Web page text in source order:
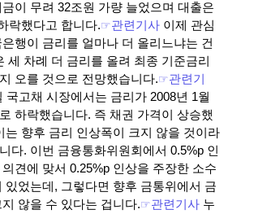
이 무려 32조원 가량 늘었으며 대출은
락했다고 합니다.☞관련기사 이제 관심
행이 금리를 얼마나 더 올리느냐는 건
세 차례 더 금리를 올려 최종 기준금리
오를 것으로 전망했습니다.☞관련기
국고채 시장에서는 금리가 2008년 1월
하락했습니다. 즉 채권 가격이 상승했
는 향후 금리 인상폭이 크지 않을 것이라
다. 이번 금융통화위원회에서 0.5%p 인
견에 맞서 0.25%p 인상을 주장한 소수
있었는데, 그렇다면 향후 금통위에서 금
않을 수 있다는 겁니다.☞관련기사 누